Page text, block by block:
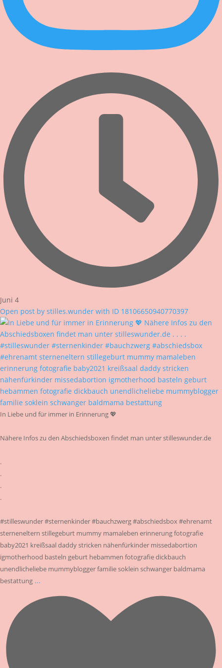
Juni 4
Open post by stilles.wunder with ID 18106650940770397
In Liebe und für immer in Erinnerung 💖
Nähere Infos zu den Abschiedsboxen findet man unter stilleswunder.de
.
.
.
.
#stilleswunder #sternenkinder #bauchzwerg #abschiedsbox #ehrenamt
sterneneltern stillegeburt mummy mamaleben erinnerung fotografie
baby2021 kreißsaal daddy stricken nähenfürkinder missedabortion
igmotherhood basteln geburt hebammen fotografie dickbauch
unendlicheliebe mummyblogger familie soklein schwanger baldmama
bestattung ...